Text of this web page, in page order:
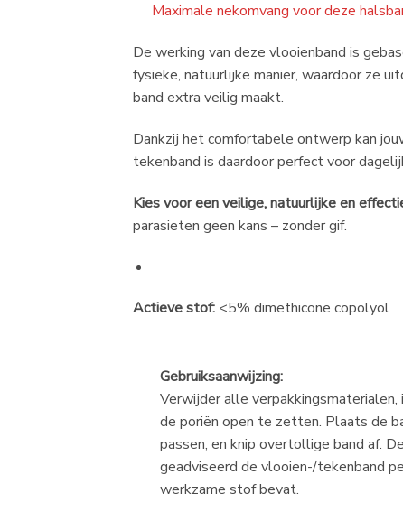
Maximale nekomvang voor deze
De werking van deze vlooienband is
fysieke, natuurlijke manier, waardoor ze
band extra veilig maakt.
Dankzij het comfortabele ontwerp kan
tekenband is daardoor perfect voor
Kies voor een veilige, natuurlijke en
parasieten geen kans – zonder gif.
Actieve stof: <5% dimethicone copolyol
Gebruiksaanwijzing:
Verwijder alle
de poriën open te zetten. Plaats de
passen, en knip overtollige band af.
geadviseerd de vlooien-/tekenband
werkzame stof bevat.